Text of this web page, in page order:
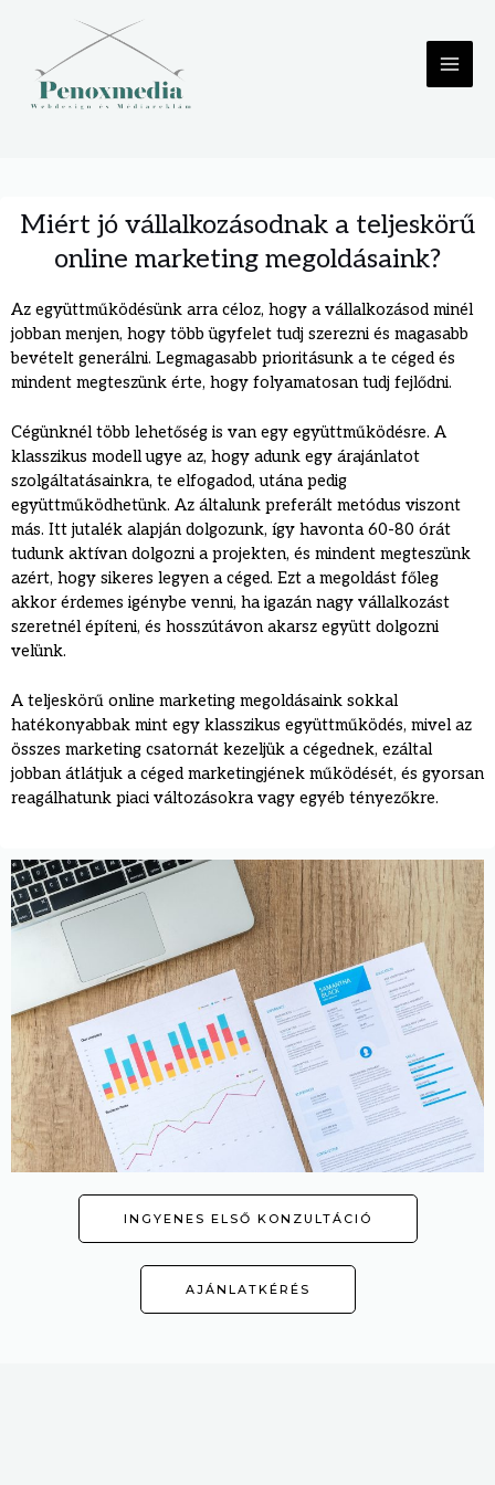
Miért jó vállalkozásodnak a teljeskörű
online marketing megoldásaink?
Az együttműködésünk arra céloz, hogy a vállalkozásod minél
jobban menjen, hogy több ügyfelet tudj szerezni és magasabb
bevételt generálni. Legmagasabb prioritásunk a te céged és
mindent megteszünk érte, hogy folyamatosan tudj fejlődni.
Cégünknél több lehetőség is van egy együttműködésre. A
klasszikus modell ugye az, hogy adunk egy árajánlatot
szolgáltatásainkra, te elfogadod, utána pedig
együttműködhetünk. Az általunk preferált metódus viszont
más. Itt jutalék alapján dolgozunk, így havonta 60-80 órát
tudunk aktívan dolgozni a projekten, és mindent megteszünk
azért, hogy sikeres legyen a céged. Ezt a megoldást főleg
akkor érdemes igénybe venni, ha igazán nagy vállalkozást
szeretnél építeni, és hosszútávon akarsz együtt dolgozni
velünk.
A teljeskörű online marketing megoldásaink sokkal
hatékonyabbak mint egy klasszikus együttműködés, mivel az
összes marketing csatornát kezeljük a cégednek, ezáltal
jobban átlátjuk a céged marketingjének működését, és gyorsan
reagálhatunk piaci változásokra vagy egyéb tényezőkre.
INGYENES ELSŐ KONZULTÁCIÓ
AJÁNLATKÉRÉS